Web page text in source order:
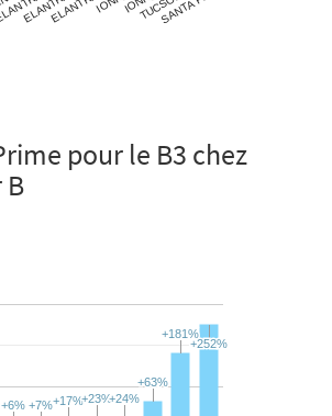
pour le B3 chez
B